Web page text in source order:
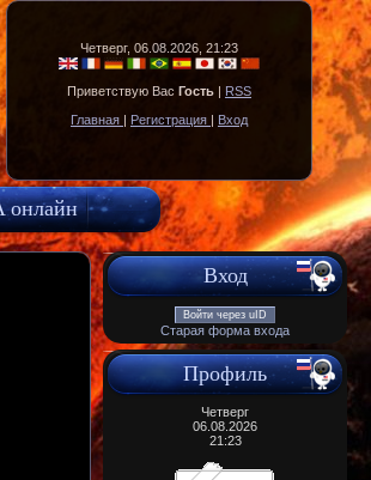
Четверг, 06.08.2026, 21:23
Приветствую Вас Гость | RSS
Главная | Регистрация | Вход
онлайн
Вход
Войти через uID
Старая форма входа
Профиль
Четверг
06.08.2026
21:23